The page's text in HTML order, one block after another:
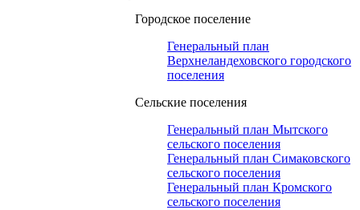
Городское поселение
Генеральный план
Верхнеландеховского городского
поселения
Сельские поселения
Генеральный план Мытского
сельского поселения
Генеральный план Симаковского
сельского поселения
Генеральный план Кромского
сельского поселения